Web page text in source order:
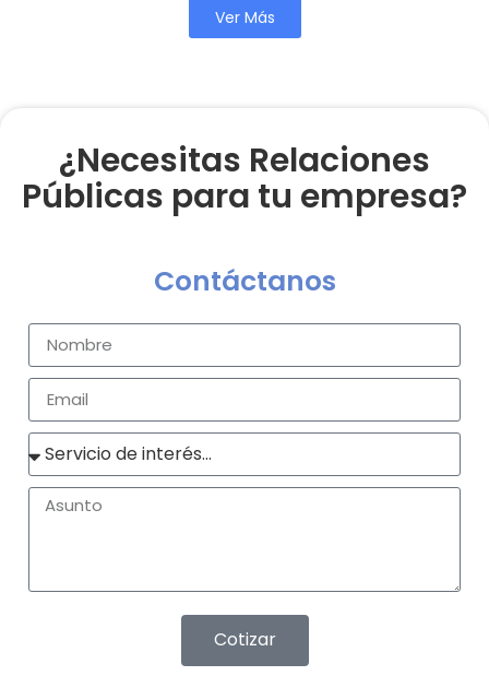
Ver Más
¿Necesitas Relaciones
Públicas para tu empresa?
Contáctanos
Cotizar